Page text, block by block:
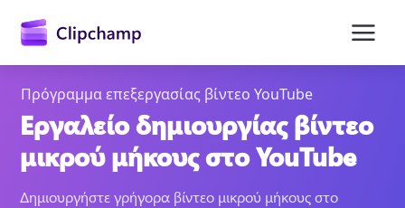
περιεχόμενο
Πρόγραμμα επεξεργασίας βίντεο YouTube
Εργαλείο δημιουργίας βίντεο
μικρού μήκους στο YouTube
Δημιουργήστε γρήγορα βίντεο μικρού μήκους στο